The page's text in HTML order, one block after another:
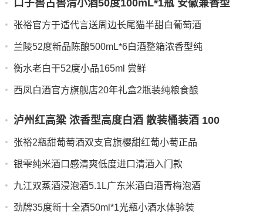
口子窖古窖清小酒50度100mL*1瓶 安徽兼香型
张裕官方于适代言送周边长尾猫半甜白葡萄酒
兰陵52度新品陈酿500mL*6白酒整箱浓香型纯
衡水老白干52度小品165ml 尝鲜
西凤白酒官方旗舰店20年礼盒2瓶装纯粮食酿
泸州红高粱 浓香型高度白酒 散装桶装酒 100
张裕2瓶甜葡萄酒双支官旗樱甜红葡小萄正品
银雫纯米酒口感清爽低度进口清酒入门款
九江双蒸酒浸泡酒5.1L广东米酒白酒青梅泡酒
劲牌35度新十全酒50ml*1光瓶小酒水体验装